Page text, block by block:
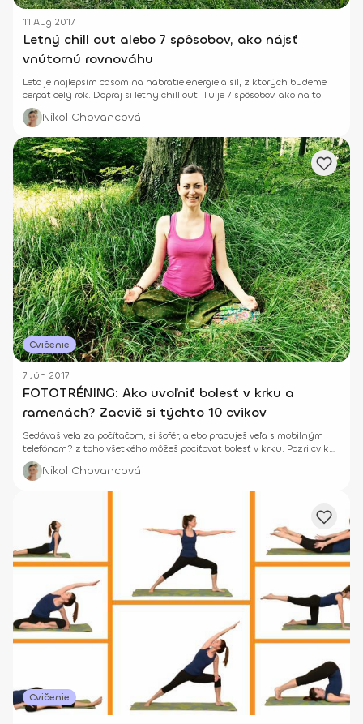
11 Aug 2017
Letný chill out alebo 7 spôsobov, ako nájsť
vnútornú rovnováhu
Leto je najlepším časom na nabratie energie a síl, z ktorých budeme
čerpať celý rok. Dopraj si letný chill out. Tu je 7 spôsobov, ako na to.
Nikol Chovancová
Cvičenie
7 Jún 2017
FOTOTRÉNING: Ako uvoľniť bolesť v krku a
ramenách? Zacvič si týchto 10 cvikov
Sedávaš veľa za počítačom, si šofér, alebo pracuješ veľa s mobilným
telefónom? z toho všetkého môžeš pociťovať bolesť v krku. Pozri cviky
na uvoľnenie.
Nikol Chovancová
Cvičenie